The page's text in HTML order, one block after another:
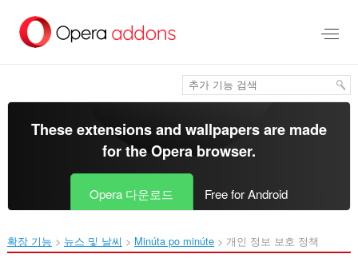
건
These extensions and wallpapers are made
for theOpera browser.
Opera 다운로드 Free for Android
확장 기능 뉴스 및 날씨 Minúta po minúte‎ 개인 정보 보호 정책